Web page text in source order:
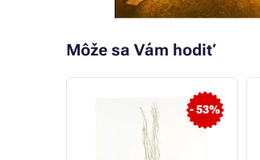
Môže sa Vám hodiť
- 53%